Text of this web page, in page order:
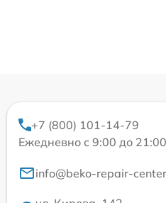
+7 (800) 101-14-79
Ежедневно с 9:00 до 21:00
info@beko-repair-